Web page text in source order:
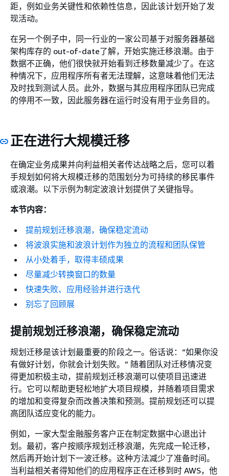
距，例如业务关键性和依赖性信息，因此该计划开始了发
现活动。
在另一个例子中，同一行业的一家公司基于对服务器基础
架构库存的 out-of-date了解，开始实施迁移浪潮。由于
数据不正确，他们很快就开始看到迁移数量减少了。在这
种情况下，应用程序所有者无法理解，这意味着他们无法
及时找到测试人员。此外，数据与其应用程序团队已完成
的停用不一致，因此服务器在运行时没有用于业务目的。
正在进行大规模迁移
在确定业务成果并向利益相关者传达战略之后，您可以着
手规划如何将大规模迁移的范围划分为可持续的移民事件
或浪潮。以下示例为制定波浪计划提供了关键指导。
本节内容：
提前规划迁移浪潮，确保稳定流动
将波浪实施和波浪计划作为独立的流程和团队保管
从小处着手，取得丰硕成果
尽量减少转换窗口的数量
快速失败、应用经验并进行迭代
别忘了回顾展
提前规划迁移浪潮，确保稳定流动
规划迁移是该计划最重要的阶段之一。俗话说：“如果你没
有做好计划，你就会计划失败。” 随着团队对迁移情况变
得更加积极主动，提前规划迁移浪潮可以使项目迅速进
行。它可以帮助更轻松地扩大项目规模，并随着项目需求
的增加和变得复杂而改善决策和预测。提前规划还可以提
高团队适应变化的能力。
例如，一家大型金融服务客户正在制定数据中心退出计
划。最初，客户按顺序规划迁移浪潮，先完成一轮迁移，
然后再开始计划下一波迁移。这种方法减少了准备时间。
当利益相关者得知他们的应用程序正在迁移到时 AWS，他